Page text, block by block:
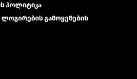
პოლიტიკა
გამოყენების